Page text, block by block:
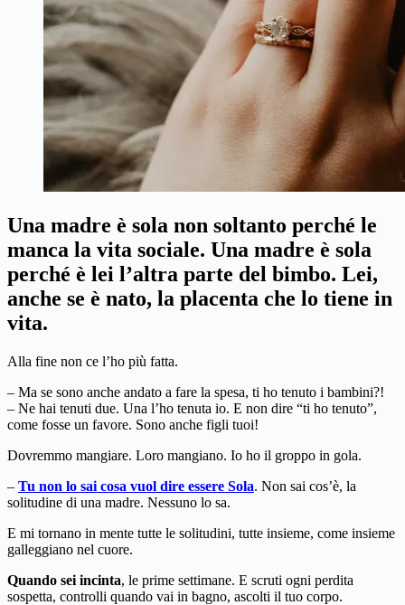
Una madre è sola non soltanto perché le
manca la vita sociale. Una madre è sola
perché è lei l’altra parte del bimbo. Lei,
anche se è nato, la placenta che lo tiene in
vita.
Alla fine non ce l’ho più fatta.
– Ma se sono anche andato a fare la spesa, ti ho tenuto i bambini?!
– Ne hai tenuti due. Una l’ho tenuta io. E non dire “ti ho tenuto”,
come fosse un favore. Sono anche figli tuoi!
Dovremmo mangiare. Loro mangiano. Io ho il groppo in gola.
– Tu non lo sai cosa vuol dire essere Sola. Non sai cos’è, la
solitudine di una madre. Nessuno lo sa.
E mi tornano in mente tutte le solitudini, tutte insieme, come insieme
galleggiano nel cuore.
Quando sei incinta, le prime settimane. E scruti ogni perdita
sospetta, controlli quando vai in bagno, ascolti il tuo corpo.